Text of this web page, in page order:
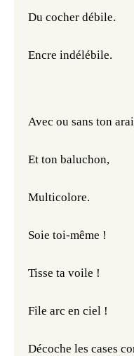
Du cocher débile.
Encre indélébile.
Avec ou sans ton
Et ton baluchon,
Multicolore.
Soie toi-même !
Tisse ta voile !
File arc en ciel !
Décoche les cases